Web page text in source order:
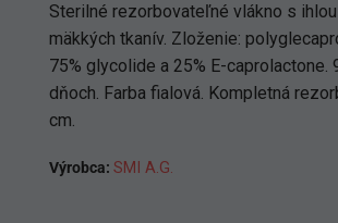
Sterilné rezorbovateľné vlákno s
mäkkých tkanív. Zloženie:
75% glycolide a 25% E-
dňoch. Farba fialová. Kompletná
cm.
Výrobca: SMI A.G.